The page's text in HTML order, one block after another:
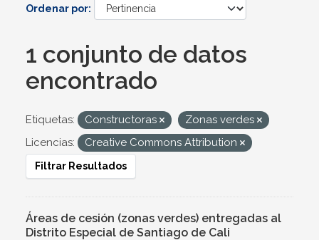
Ordenar por
1 conjunto de datos
encontrado
Etiquetas: Constructoras
Zonas verdes
Licencias:
Creative Commons Attribution
Filtrar Resultados
Áreas de cesión (zonas verdes) entregadas al
Distrito Especial de Santiago de Cali